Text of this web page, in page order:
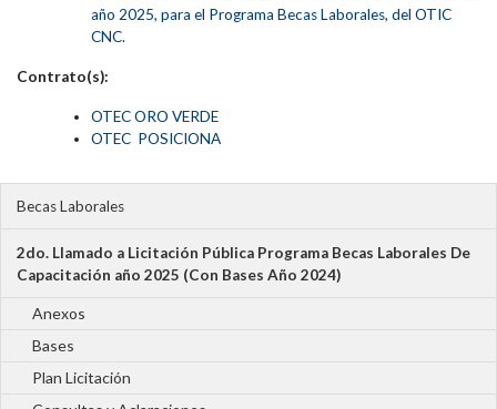
Becas Laborales
2do. Llamado a Licitación Pública Programa Becas Laborales De
Capacitación año 2025 (Con Bases Año 2024)
Anexos
Bases
Plan Licitación
año 2025, para el Programa Becas Laborales, del OTIC
CNC.
Contrato(s):
OTEC ORO VERDE
OTEC POSICIONA